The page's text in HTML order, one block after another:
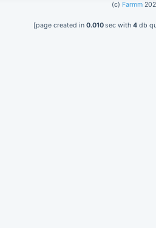
(c) Farmm
[page created in 0.010sec with 4 db